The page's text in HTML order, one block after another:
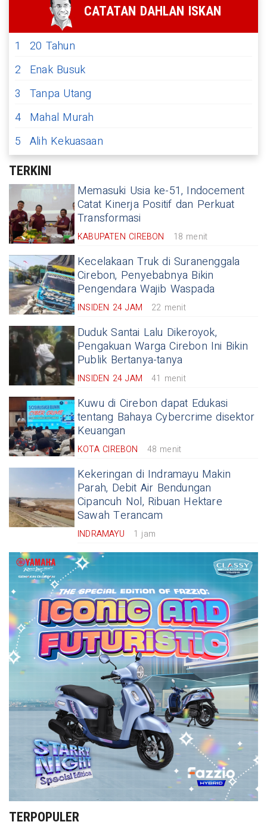
CATATAN DAHLAN ISKAN
1
20 Tahun
2
Enak Busuk
3
Tanpa Utang
4 Mahal Murah
5 Alih Kekuasaan
TERKINI
Memasuki Usia ke-51, Indocement
Catat Kinerja Positif dan Perkuat
Transformasi
KABUPATEN CIREBON 18 menit
Kecelakaan Truk di Suranenggala
Cirebon, Penyebabnya Bikin
Pengendara Wajib Waspada
INSIDEN 24 JAM 22 menit
Duduk Santai Lalu Dikeroyok,
Pengakuan Warga Cirebon Ini Bikin
Publik Bertanya-tanya
INSIDEN 24 JAM 41 menit
Kuwu di Cirebon dapat Edukasi
tentang Bahaya Cybercrime disektor
Keuangan
KOTA CIREBON 48 menit
Kekeringan di Indramayu Makin
Parah, Debit Air Bendungan
Cipancuh Nol, Ribuan Hektare
Sawah Terancam
INDRAMAYU 1 jam
TERPOPULER